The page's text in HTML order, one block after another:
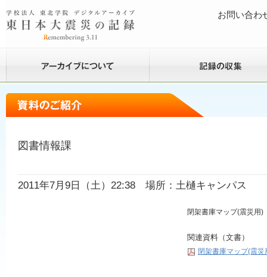
お問い合わ
図書情報課
2011年7月9日（土）22:38 場所：土樋キャンパス
閉架書庫マップ(震災用)
関連資料（文書）
閉架書庫マップ(震災